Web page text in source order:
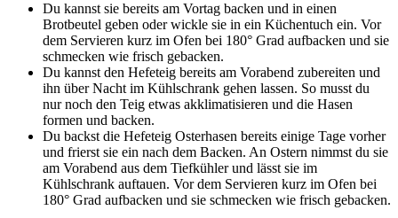
Du kannst sie bereits am Vortag backen und in einen
Brotbeutel geben oder wickle sie in ein Küchentuch ein. Vor
dem Servieren kurz im Ofen bei 180° Grad aufbacken und sie
schmecken wie frisch gebacken.
Du kannst den Hefeteig bereits am Vorabend zubereiten und
ihn über Nacht im Kühlschrank gehen lassen. So musst du
nur noch den Teig etwas akklimatisieren und die Hasen
formen und backen.
Du backst die Hefeteig Osterhasen bereits einige Tage vorher
und frierst sie ein nach dem Backen. An Ostern nimmst du sie
am Vorabend aus dem Tiefkühler und lässt sie im
Kühlschrank auftauen. Vor dem Servieren kurz im Ofen bei
180° Grad aufbacken und sie schmecken wie frisch gebacken.